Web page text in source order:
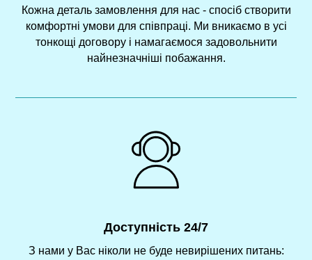
Кожна деталь замовлення для нас - спосіб створити
комфортні умови для співпраці. Ми вникаємо в усі
тонкощі договору і намагаємося задовольнити
найнезначніші побажання.
Доступність 24/7
З нами у Вас ніколи не буде невирішених питань: